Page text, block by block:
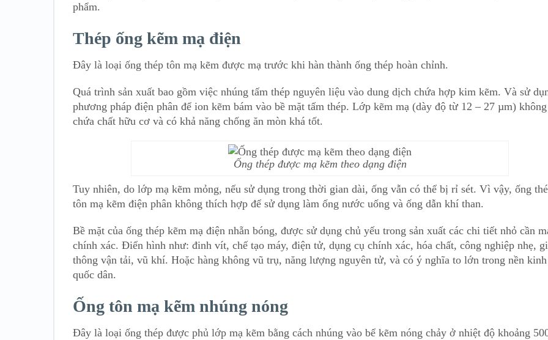
phẩm.
Thép ống kẽm mạ điện
Đây là loại ống thép tôn mạ kẽm được mạ trước khi hàn thành ống thép hoàn chỉnh.
Quá trình sản xuất bao gồm việc nhúng tấm thép nguyên liệu vào dung dịch chứa hợp kim kẽm. Và sử
phương pháp điện phân để ion kẽm bám vào bề mặt tấm thép. Lớp kẽm mạ (dày độ từ 12 – 27 µm) không
chứa chất hữu cơ và có khả năng chống ăn mòn khá tốt.
Ống thép được mạ kẽm theo dạng điện
Tuy nhiên, do lớp mạ kẽm mỏng, nếu sử dụng trong thời gian dài, ống vẫn có thể bị rỉ sét. Vì vậy, ống
tôn mạ kẽm điện phân không thích hợp để sử dụng làm ống nước uống và ống dẫn khí than.
Bề mặt của ống thép kẽm mạ điện nhẵn bóng, được sử dụng chủ yếu trong sản xuất các chi tiết nhỏ cần
chính xác. Điển hình như: đinh vít, chế tạo máy, điện tử, dụng cụ chính xác, hóa chất, công nghiệp nhẹ,
thông vận tải, vũ khí. Hoặc hàng không vũ trụ, năng lượng nguyên tử, và có ý nghĩa to lớn trong nền
quốc dân.
Ống tôn mạ kẽm nhúng nóng
Đây là loại ống thép được phủ lớp mạ kẽm bằng cách nhúng vào bể kẽm nóng chảy ở nhiệt độ khoảng